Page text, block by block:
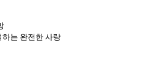
는 완전한 사랑
케치북5
케치북5